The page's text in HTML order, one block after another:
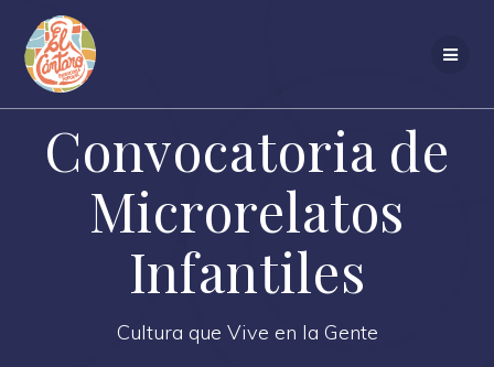
Convocatoria de
Microrelatos
Infantiles
Cultura que Vive en la Gente